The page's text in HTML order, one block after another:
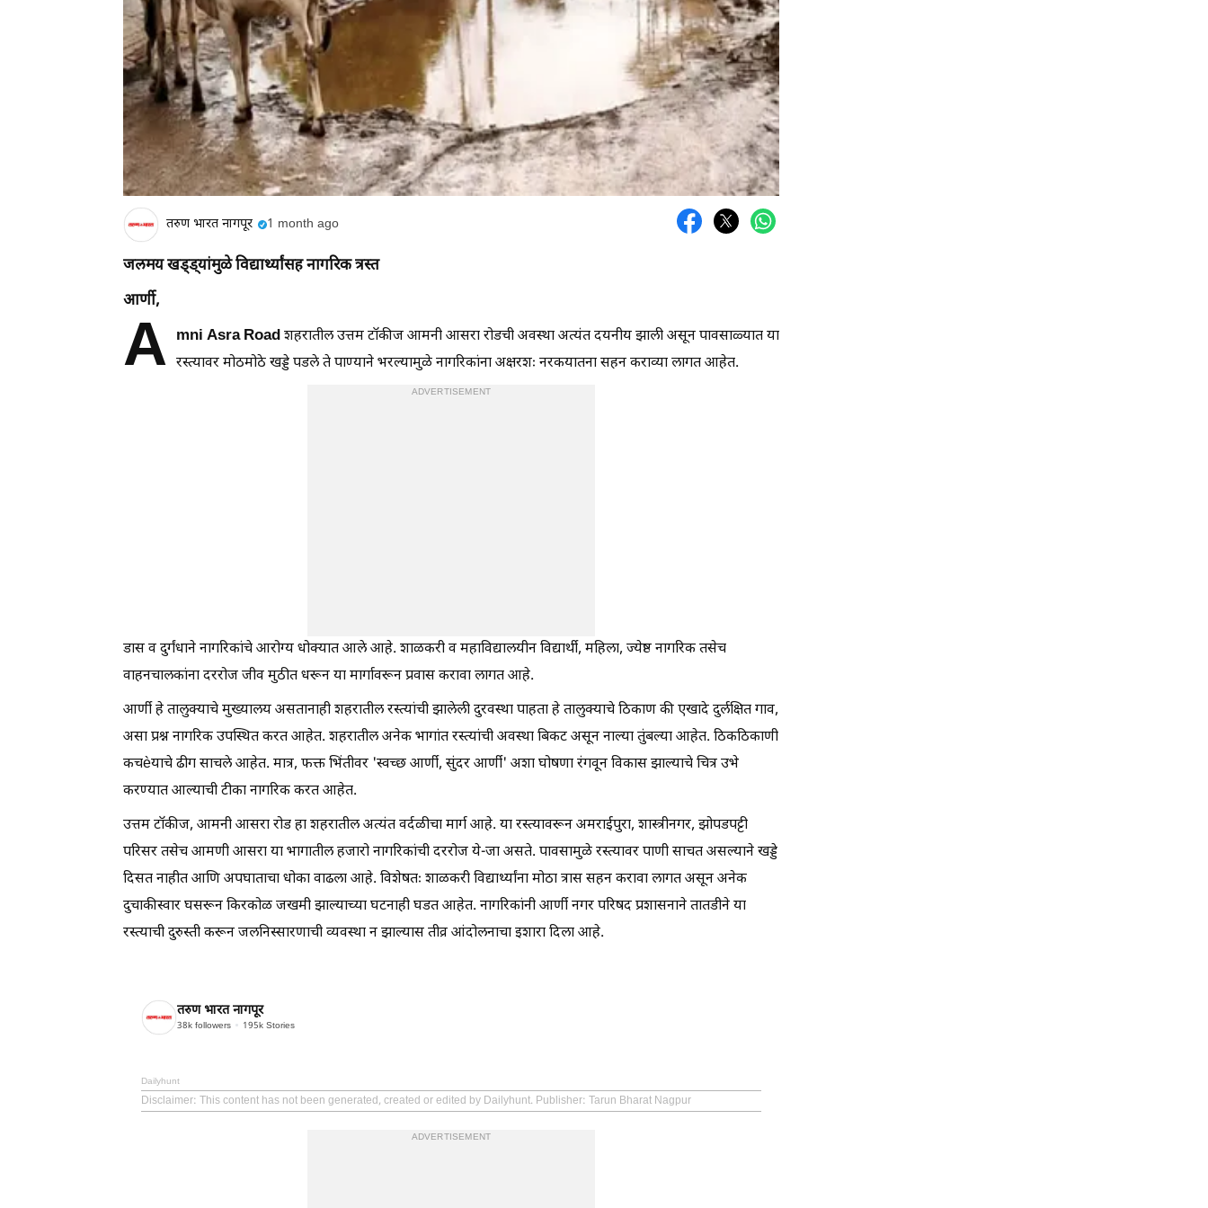
तरुण भारत नागपूर 1 month ago
जलमय खड्ड्यांमुळे विद्यार्थ्यांसह नागरिक त्रस्त
आर्णी,
A mni Asra Roadशहरातील उत्तम टॉकीज आमनी आसरा रोडची अवस्था अत्यंत दयनीय झाली असून पावसाळ्यात या
रस्त्यावर मोठमोठे खड्डे पडले ते पाण्याने भरल्यामुळे नागरिकांना अक्षरशः नरकयातना सहन कराव्या लागत आहेत.
ADVERTISEMENT
डास व दुर्गंधाने नागरिकांचे आरोग्य धोक्यात आले आहे. शाळकरी व महाविद्यालयीन विद्यार्थी, महिला, ज्येष्ठ नागरिक तसेच
वाहनचालकांना दररोज जीव मुठीत धरून या मार्गावरून प्रवास करावा लागत आहे.
आर्णी हे तालुक्याचे मुख्यालय असतानाही शहरातील रस्त्यांची झालेली दुरवस्था पाहता हे तालुक्याचे ठिकाण की एखादे दुर्लक्षित गाव,
असा प्रश्न नागरिक उपस्थित करत आहेत. शहरातील अनेक भागांत रस्त्यांची अवस्था बिकट असून नाल्या तुंबल्या आहेत. ठिकठिकाणी
कचèयाचे ढीग साचले आहेत. मात्र, फक्त भिंतीवर 'स्वच्छ आर्णी, सुंदर आर्णी' अशा घोषणा रंगवून विकास झाल्याचे चित्र उभे
करण्यात आल्याची टीका नागरिक करत आहेत.
उत्तम टॉकीज, आमनी आसरा रोड हा शहरातील अत्यंत वर्दळीचा मार्ग आहे. या रस्त्यावरून अमराईपुरा, शास्त्रीनगर, झोपडपट्टी
परिसर तसेच आमणी आसरा या भागातील हजारो नागरिकांची दररोज ये-जा असते. पावसामुळे रस्त्यावर पाणी साचत असल्याने खड्डे
दिसत नाहीत आणि अपघाताचा धोका वाढला आहे. विशेषतः शाळकरी विद्यार्थ्यांना मोठा त्रास सहन करावा लागत असून अनेक
दुचाकीस्वार घसरून किरकोळ जखमी झाल्याच्या घटनाही घडत आहेत. नागरिकांनी आर्णी नगर परिषद प्रशासनाने तातडीने या
रस्त्याची दुरुस्ती करून जलनिस्सारणाची व्यवस्था न झाल्यास तीव्र आंदोलनाचा इशारा दिला आहे.
तरुण भारत नागपूर
38k followers 195k Stories
Dailyhunt
Disclaimer: This content has not been generated, created or edited by Dailyhunt. Publisher: Tarun Bharat Nagpur
ADVERTISEMENT